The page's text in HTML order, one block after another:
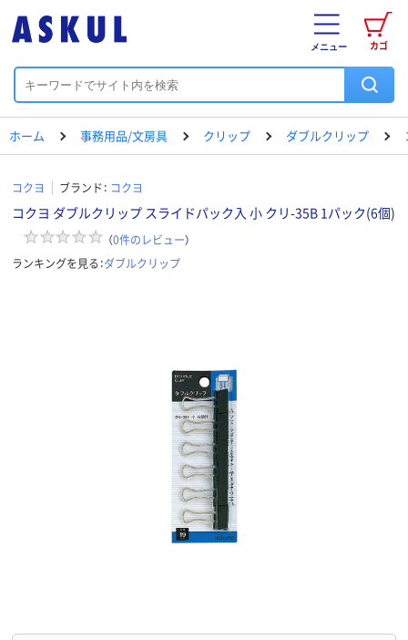
カゴ
メニュー
ホーム 事務用品/文房具 クリップ ダブルクリップ
コクヨ ブランド： コクヨ
コクヨ ダブルクリップ スライドパック入 小 クリ-35B 1パック(6個)
（0件のレビュー）
ランキングを見る：ダブルクリップ